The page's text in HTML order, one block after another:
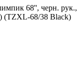
68'', черн. рук.,
(TZXL-68/38 Black)